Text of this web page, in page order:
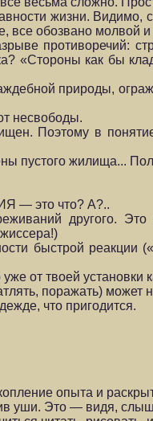
жизни.
все обозвано
противоречий:
«Стороны как бы
приро­ды,
несвободы.
Поэтому в
пустого жи­лища...
— это что? А?..
другого.
быстрой ре­акции
от твоей установки
поражать) может
что приго­дится.
опыта и
уши. Это — видя,